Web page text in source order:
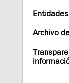
Archivo